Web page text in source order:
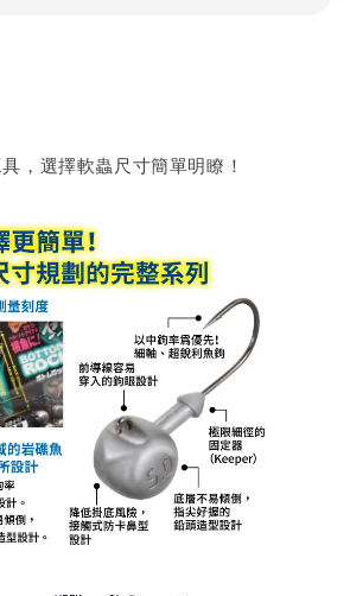
，選擇軟蟲尺寸簡單明瞭！